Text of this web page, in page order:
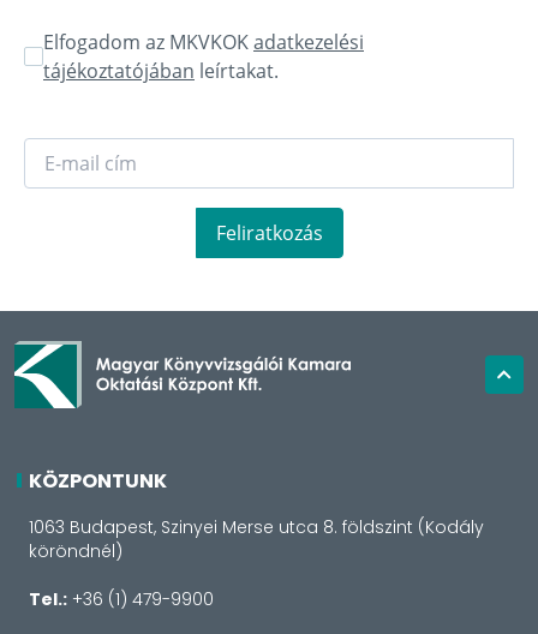
Elfogadom az MKVKOKadatkezelési
tájékoztatójában leírtakat.
Feliratkozás
KÖZPONTUNK
1063 Budapest, Szinyei Merse utca 8. földszint (Kodály
köröndnél)
Tel.: +36 (1) 479-9900